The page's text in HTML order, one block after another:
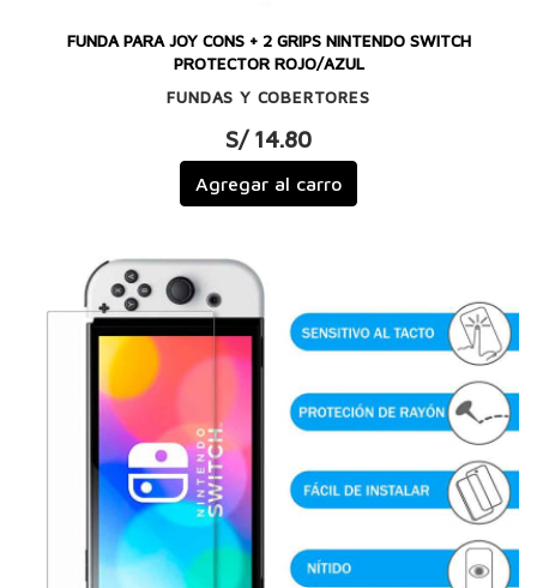
FUNDA PARA JOY CONS + 2 GRIPS NINTENDO SWITCH
PROTECTOR ROJO/AZUL
FUNDAS Y COBERTORES
S/ 14.80
Agregar al carro